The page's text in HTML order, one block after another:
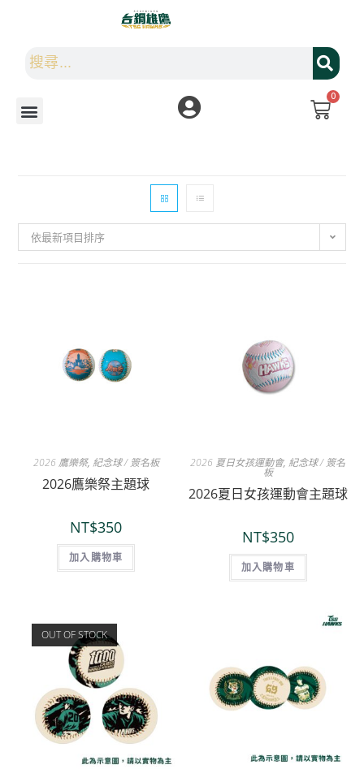
0
依最新項目排序
2026 鷹樂祭, 紀念球 / 簽名板
2026鷹樂祭主題球
NT$350
加入購物車
2026 夏日女孩運動會, 紀念球 / 簽名
板
2026夏日女孩運動會主題球
NT$350
加入購物車
OUT OF STOCK